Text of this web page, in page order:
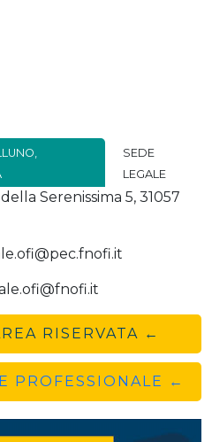
SEDE
LEGALE
Serenissima 5, 31057
RISERVATA ←
PROFESSIONALE ←